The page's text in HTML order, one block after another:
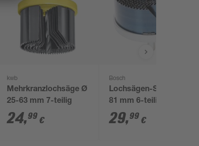
kwb
Mehrkranzlochsäge Ø
25-63 mm 7-teilig
24,99 €
Bosch
Lochsägen-Set Ø 46-
81 mm 6-teilig
29,99 €